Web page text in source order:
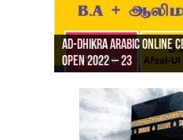
Ad-Dhikra Arabic Online
Open 2022 – 23
Ad-Dhikra Arabic Online
AD DHIKRA ARABIC COLLEGE
ரியாத் ஜும்ஆ
Masjid (Kuwait Masjid),